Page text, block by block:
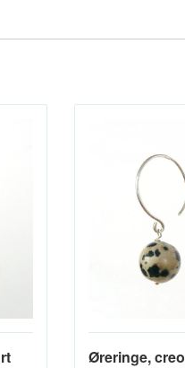
Øreringe,